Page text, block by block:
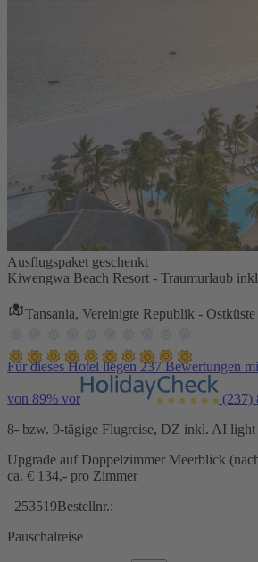
Ausflugspaket geschenkt
Kiwengwa Beach Resort - Traumurlaub
Tansania, Vereinigte Republik -
Für dieses Hotel liegen 237 Bewertungen
von 89% vor (237)
8- bzw. 9-tägige Flugreise, DZ inkl. AI light
Upgrade auf Doppelzimmer Meerblick
ca. € 134,- pro Zimmer
253519Bestellnr.:
Pauschalreise